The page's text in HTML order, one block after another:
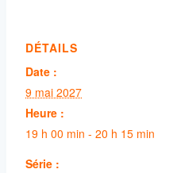
DÉTAILS
Date :
9 mai 2027
Heure :
19 h 00 min - 20 h 15 min
Série :